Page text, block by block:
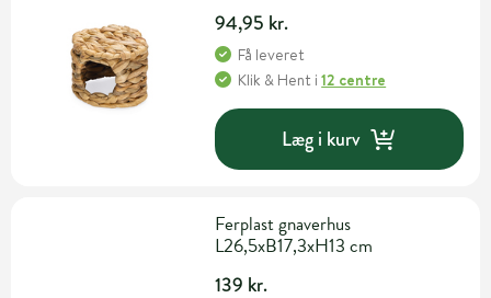
94,95 kr.
Få leveret
Klik & Hent i12 centre
Læg i kurv
Ferplast gnaverhus
L26,5xB17,3xH13 cm
139 kr.